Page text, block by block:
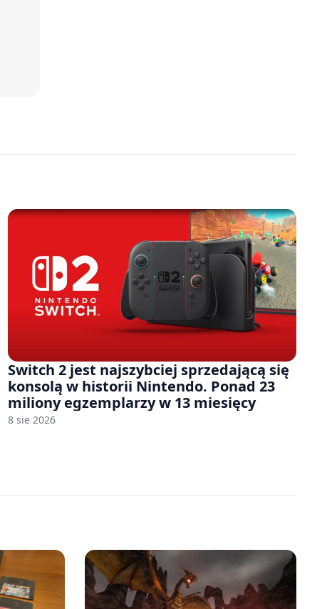
Switch 2 jest najszybciej sprzedającą się
konsolą w historii Nintendo. Ponad 23
miliony egzemplarzy w 13 miesięcy
8 sie 2026